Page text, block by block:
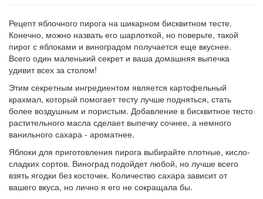
заказу
Рецепт яблочного пирога на шикарном бисквитном тесте.
Конечно, можно назвать его шарлоткой, но поверьте, такой
пирог с яблоками и виноградом получается еще вкуснее.
Всего один маленький секрет и ваша домашняя выпечка
удивит всех за столом!
Этим секретным ингредиентом является картофельный
крахмал, который помогает тесту лучше подняться, стать
более воздушным и пористым. Добавление в бисквитное тесто
растительного масла сделает выпечку сочнее, а немного
ванильного сахара - ароматнее.
Яблоки для приготовления пирога выбирайте плотные, кисло-
сладких сортов. Виноград подойдет любой, но лучше всего
взять ягодки без косточек. Количество сахара зависит от
вашего вкуса, но лично я его не сокращала бы.